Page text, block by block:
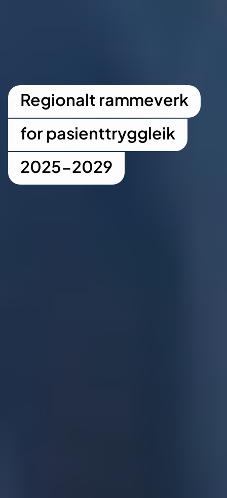
Regionalt rammeverk
for pasienttryggleik
2025-2029